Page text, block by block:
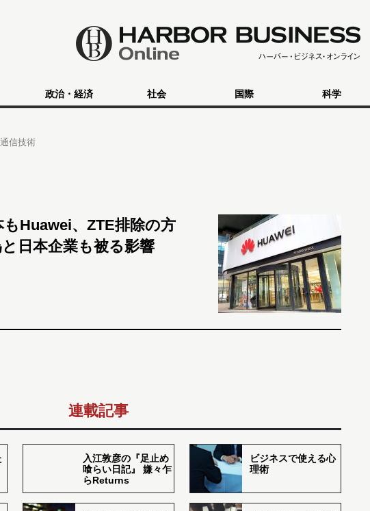
政治・経済 社会 国際 科学
通信技術
Huawei、ZTE排除の方
日本企業も被る影響
連載記事
入江敦彦の『足止め
喰らい日記』 嫌々乍
らReturns
ビジネスで使える心
理術